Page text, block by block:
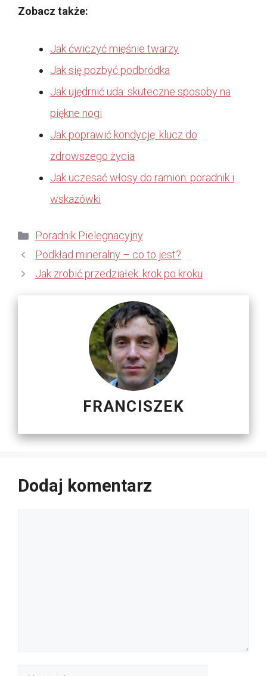
Zobacz także:
Jak ćwiczyć mięśnie twarzy
Jak się pozbyć podbródka
Jak ujędrnić uda: skuteczne sposoby na
piękne nogi
Jak poprawić kondycję: klucz do
zdrowszego życia
Jak uczesać włosy do ramion: poradnik i
wskazówki
Kategorie
Poradnik Pielegnacyjny
Podkład mineralny – co to jest?
Jak zrobić przedziałek: krok po kroku
FRANCISZEK
Dodaj komentarz